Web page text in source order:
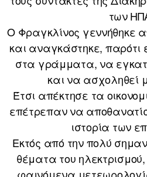
των
Ο Φραγκλίνος γεννήθηκε
και αναγκάστηκε, παρότι
στα γράμματα, να
και να ασχοληθεί
Έτσι απέκτησε τα
επέτρεπαν να
ιστορία των
Εκτός από την πολύ
θέματα του